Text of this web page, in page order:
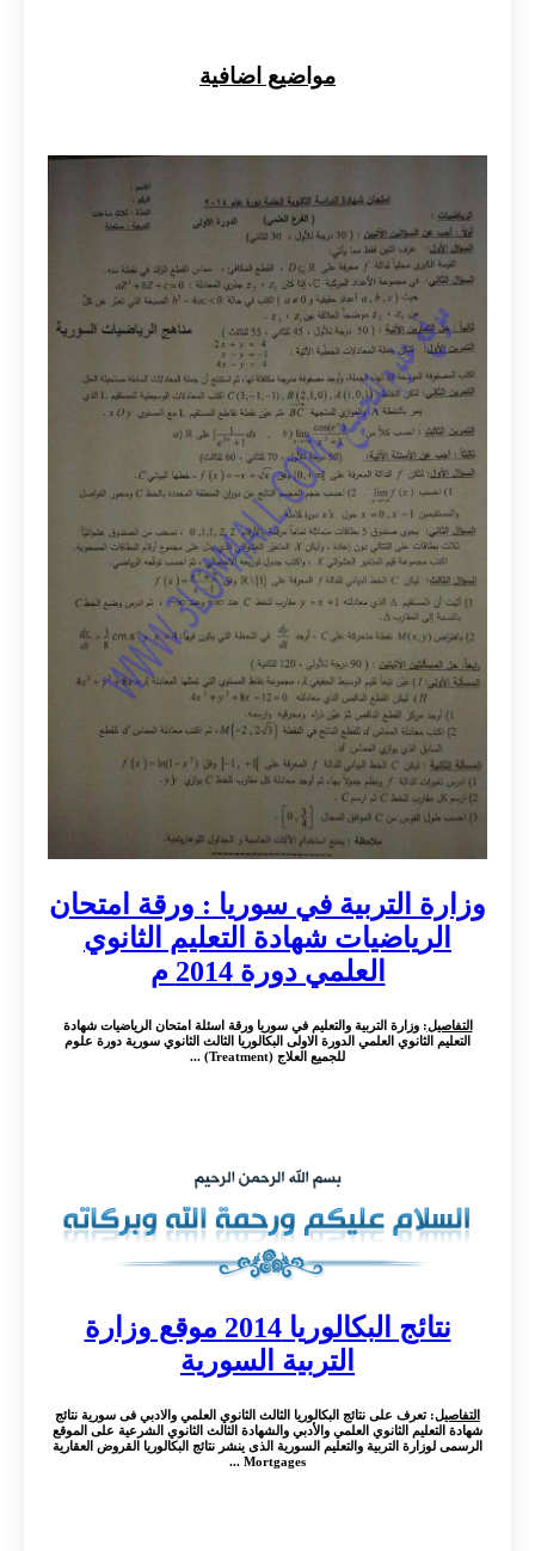
مواضيع اضافية
وزارة التربية في سوريا : ورقة امتحان
الرياضيات شهادة التعليم الثانوي
العلمي دورة 2014 م
التفاصيل: وزارة التربية والتعليم في سوريا ورقة اسئلة امتحان الرياضيات شهادة
التعليم الثانوي العلمي الدورة الاولى البكالوريا الثالث الثانوي سورية دورة علوم
للجميع العلاج (Treatment) ...
نتائج البكالوريا 2014 موقع وزارة
التربية السورية
التفاصيل: تعرف على نتائج البكالوريا الثالث الثانوي العلمي والادبي فى سورية نتائج
شهادة التعليم الثانوي العلمي والأدبي والشهادة الثالث الثانوي الشرعية على الموقع
الرسمى لوزارة التربية والتعليم السورية الذى ينشر نتائج البكالوريا القروض العقارية
Mortgages ...